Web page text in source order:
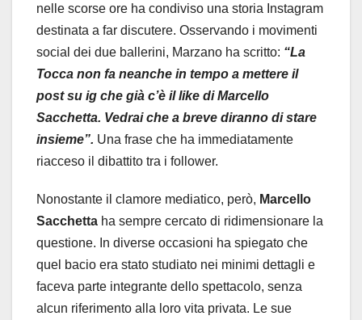
nelle scorse ore ha condiviso una storia Instagram
destinata a far discutere. Osservando i movimenti
social dei due ballerini, Marzano ha scritto: “La
Tocca non fa neanche in tempo a mettere il
post su ig che già c’è il like di Marcello
Sacchetta. Vedrai che a breve diranno di stare
insieme”. Una frase che ha immediatamente
riacceso il dibattito tra i follower.
Nonostante il clamore mediatico, però, Marcello
Sacchetta ha sempre cercato di ridimensionare la
questione. In diverse occasioni ha spiegato che
quel bacio era stato studiato nei minimi dettagli e
faceva parte integrante dello spettacolo, senza
alcun riferimento alla loro vita privata. Le sue